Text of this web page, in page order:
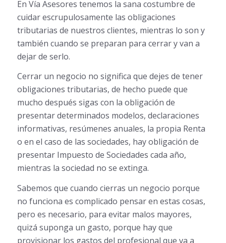
En Vía Asesores tenemos la sana costumbre de
cuidar escrupulosamente las obligaciones
tributarias de nuestros clientes, mientras lo son y
también cuando se preparan para cerrar y van a
dejar de serlo.
Cerrar un negocio no significa que dejes de tener
obligaciones tributarias, de hecho puede que
mucho después sigas con la obligación de
presentar determinados modelos, declaraciones
informativas, resúmenes anuales, la propia Renta
o en el caso de las sociedades, hay obligación de
presentar Impuesto de Sociedades cada año,
mientras la sociedad no se extinga.
Sabemos que cuando cierras un negocio porque
no funciona es complicado pensar en estas cosas,
pero es necesario, para evitar malos mayores,
quizá suponga un gasto, porque hay que
provisionar los gastos del profesional que va a